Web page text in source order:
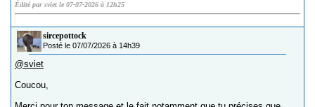
Édité par sviet le 07-07-2026 à 12h25
sircepottock
Posté le 07/07/2026 à 14h39
@sviet
Coucou,